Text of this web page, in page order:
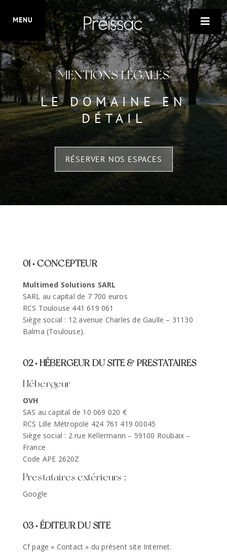
ISO-20121
EN SAVOIR PLUS

MENU
MENTIONS LÉGALES
LE DOMAINE EN
DÉTAIL
RÉSERVER NOS ESPACES
01 • CONCEPTEUR
Multimed Solutions SARL
SARL au capital de 7 700 euros
RCS Toulouse 441 619 061
Siège social : 12 avenue Charles de Gaulle – 31130
Balma (Toulouse).
02 • HÉBERGEUR DU SITE & PRESTATAIRES
Hébergeur
OVH
SAS au capital de 10 069 020 €
RCS Lille Métropole 424 761 419 00045
Siège social : 2 rue Kellermann – 59100 Roubaix –
France
Code APE 2620Z
Prestataires extérieurs :
Google
03 • ÉDITEUR DU SITE
Cf page « Contact » du présent site Internet.